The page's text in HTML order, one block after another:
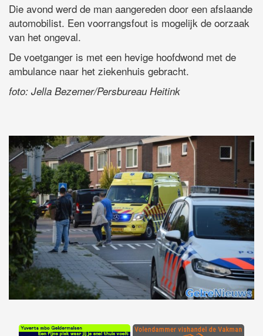
Die avond werd de man aangereden door een afslaande
automobilist. Een voorrangsfout is mogelijk de oorzaak
van het ongeval.
De voetganger is met een hevige hoofdwond met de
ambulance naar het ziekenhuis gebracht.
foto: Jella Bezemer/Persbureau Heitink